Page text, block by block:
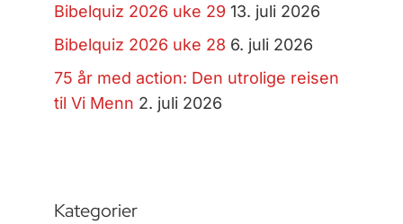
Bibelquiz 2026 uke 29 13. juli 2026
Bibelquiz 2026 uke 28 6. juli 2026
75 år med action: Den utrolige reisen
til Vi Menn 2. juli 2026
Kategorier